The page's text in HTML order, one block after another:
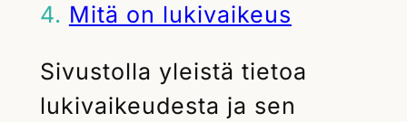
4. Mitä on lukivaikeus
Sivustolla yleistä tietoa
lukivaikeudesta ja sen